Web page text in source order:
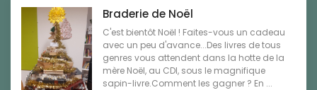
Braderie de Noël
C'est bientôt Noël ! Faites-vous un cadeau
avec un peu d'avance...Des livres de tous
genres vous attendent dans la hotte de la
mère Noël, au CDI, sous le magnifique
sapin-livre.Comment les gagner ? En ...